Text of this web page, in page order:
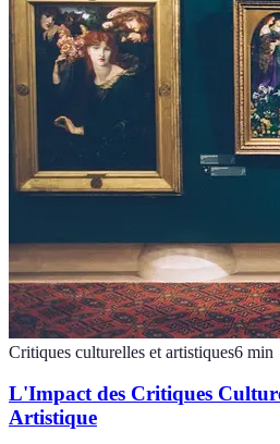
Critiques culturelles et artistiques6 min
L'Impact des Critiques
Artistique